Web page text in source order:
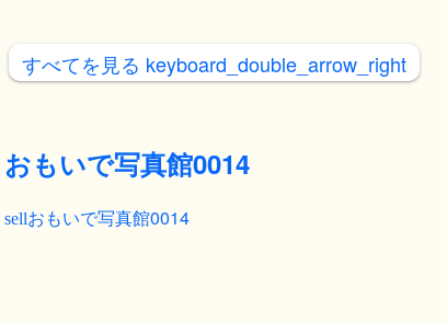
すべてを見る keyboard_double_arrow_right
おもいで写真館0014
おもいで写真館0014